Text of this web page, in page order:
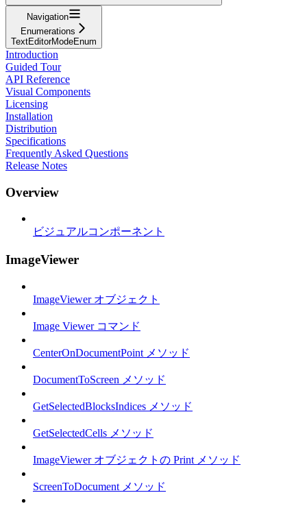
Navigation
Enumerations
TextEditorModeEnum
Introduction
Guided Tour
API Reference
Visual Components
Licensing
Installation
Distribution
Specifications
Frequently Asked Questions
Release Notes
Overview
ビジュアルコンポーネント
ImageViewer
ImageViewer オブジェクト
Image Viewer コマンド
CenterOnDocumentPoint メソッド
DocumentToScreen メソッド
GetSelectedBlocksIndices メソッド
GetSelectedCells メソッド
ImageViewer オブジェクトの Print メソッド
ScreenToDocument メソッド